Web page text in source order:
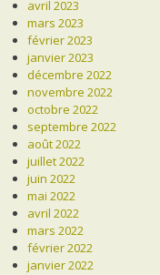
avril 2023
mars 2023
février 2023
janvier 2023
décembre 2022
novembre 2022
octobre 2022
septembre 2022
août 2022
juillet 2022
juin 2022
mai 2022
avril 2022
mars 2022
février 2022
janvier 2022